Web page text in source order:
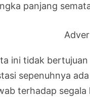
panjang
ini tidak
sepenuhnya
terhadap